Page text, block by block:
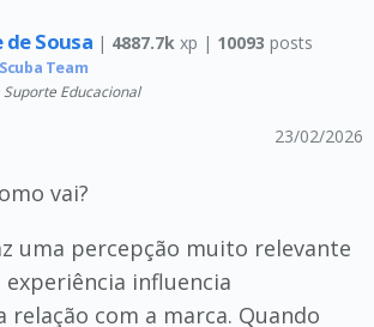
de Sousa | 4887.7kxp | 10093 posts
Team
Educacional
23/02/2026
vai?
uma percepção muito relevante
influencia
relação com a marca. Quando